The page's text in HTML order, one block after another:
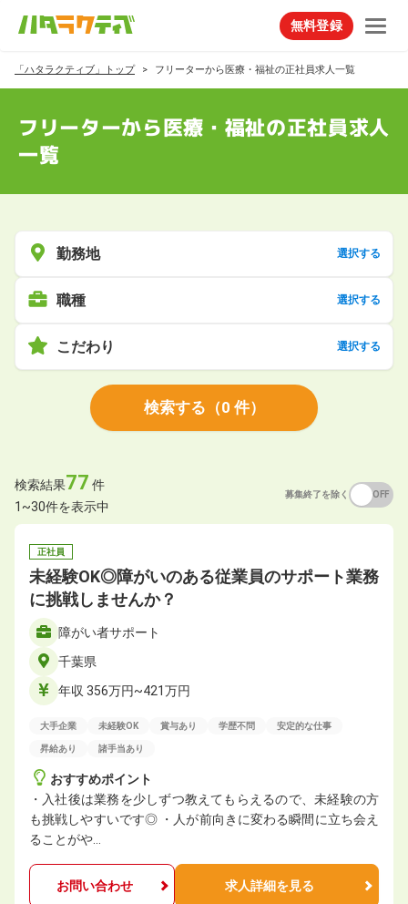
無料登録
「ハタラクティブ」トップ フリーターから医療・福祉の正社員求人一覧
フリーターから医療・福祉の正社員求人
一覧
勤務地 選択する
職種 選択する
こだわり 選択する
検索する （0 件）
検索結果77 件
1~30件を表示中
募集終了を除く OFF
正社員
未経験OK◎障がいのある従業員のサポート業務
に挑戦しませんか？
障がい者サポート
千葉県
年収 356万円~421万円
大手企業 未経験OK 賞与あり 学歴不問 安定的な仕事
昇給あり 諸手当あり
おすすめポイント
・入社後は業務を少しずつ教えてもらえるので、未経験の方
も挑戦しやすいです◎ ・人が前向きに変わる瞬間に立ち会え
ることがや…
お問い合わせ 求人詳細を見る